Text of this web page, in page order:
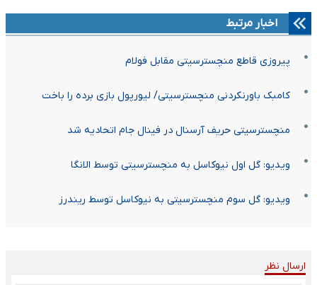
اخبار مرتبط
پیروزی قاطع منچسترسیتی مقابل فولام
کامبک باورنکردنی منچسترسیتی/ لیورپول بازی برده را باخت
منچسترسیتی حریف آرسنال در فینال جام اتحادیه شد
ویدیو: گل اول نیوکاسل به منچسترسیتی توسط الانگا
ویدیو: گل سوم منچسترسیتی به نیوکاسل توسط ریندرز
ارسال نظر